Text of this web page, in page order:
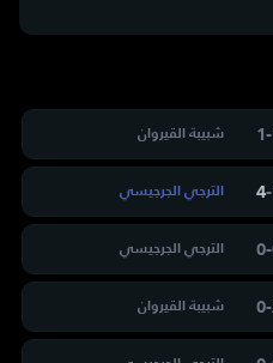
-
1 شبيبة القيروان
-
4 الترجي الجرجيسي
-
0 الترجي الجرجيسي
-
0 شبيبة القيروان